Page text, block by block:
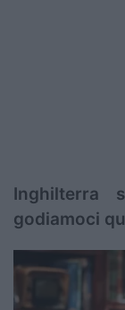
Inghilterra
godiamoci